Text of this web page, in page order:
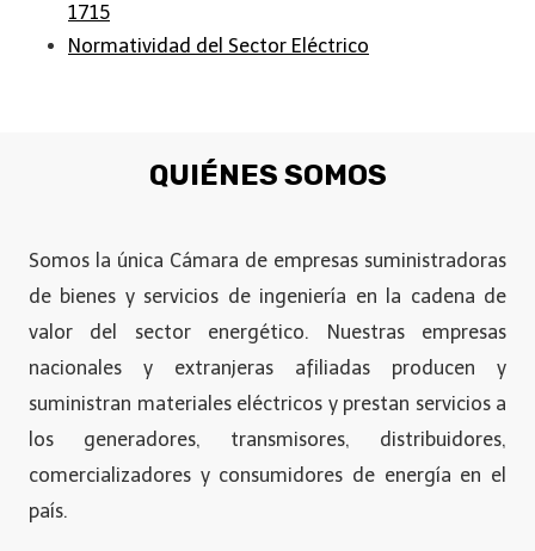
1715
Normatividad del Sector Eléctrico
QUIÉNES SOMOS
Somos la única Cámara de empresas suministradoras
de bienes y servicios de ingeniería en la cadena de
valor del sector energético. Nuestras empresas
nacionales y extranjeras afiliadas producen y
suministran materiales eléctricos y prestan servicios a
los generadores, transmisores, distribuidores,
comercializadores y consumidores de energía en el
país.